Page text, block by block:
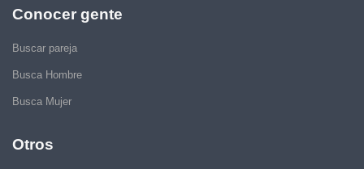
Conocer gente
Buscar pareja
Busca Hombre
Busca Mujer
Otros